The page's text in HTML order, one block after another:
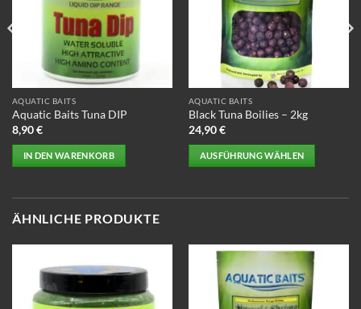
AQUATIC BAITS
Aquatic Baits Tuna DIP
8,90€
IN DEN WARENKORB
AQUATIC BAITS
Black Tuna Boilies – 2kg
24,90€
AUSFÜHRUNG WÄHLEN
Varianten
Optionen
ÄHNLICHE PRODUKTE